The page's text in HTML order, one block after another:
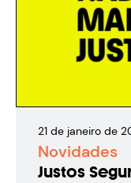
21 de janeiro de
Novidades
Justos